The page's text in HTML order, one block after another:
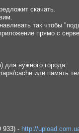
скачать.
так чтобы
прямо с
для нужного города.
cache или память
933) - http://